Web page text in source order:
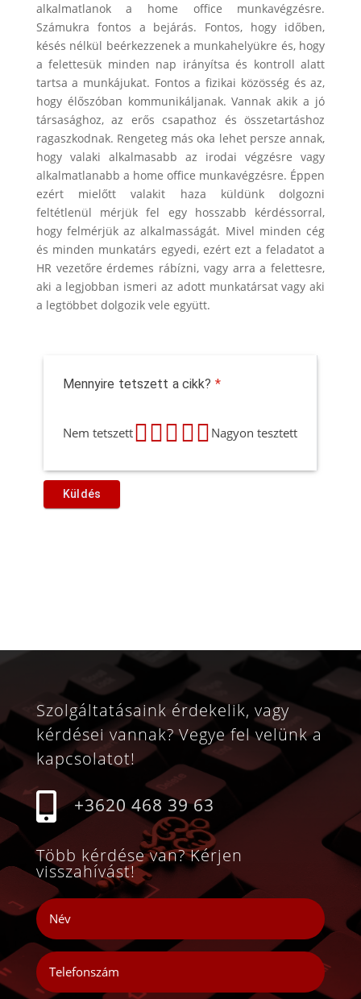
alkalmatlanok a home office munkavégzésre.
Számukra fontos a bejárás. Fontos, hogy időben,
késés nélkül beérkezzenek a munkahelyükre és, hogy
a felettesük minden nap irányítsa és kontroll alatt
tartsa a munkájukat. Fontos a fizikai közösség és az,
hogy élőszóban kommunikáljanak. Vannak akik a jó
társasághoz, az erős csapathoz és összetartáshoz
ragaszkodnak. Rengeteg más oka lehet persze annak,
hogy valaki alkalmasabb az irodai végzésre vagy
alkalmatlanabb a home office munkavégzésre. Éppen
ezért mielőtt valakit haza küldünk dolgozni
feltétlenül mérjük fel egy hosszabb kérdéssorral,
hogy felmérjük az alkalmasságát. Mivel minden cég
és minden munkatárs egyedi, ezért ezt a feladatot a
HR vezetőre érdemes rábízni, vagy arra a felettesre,
aki a legjobban ismeri az adott munkatársat vagy aki
a legtöbbet dolgozik vele együtt.
Mennyire tetszett a cikk? *
Nem tetszett Nagyon tesztett
Szolgáltatásaink érdekelik, vagy
kérdései vannak? Vegye fel velünk a
kapcsolatot!
 +3620 468 39 63
Több kérdése van? Kérjen
visszahívást!